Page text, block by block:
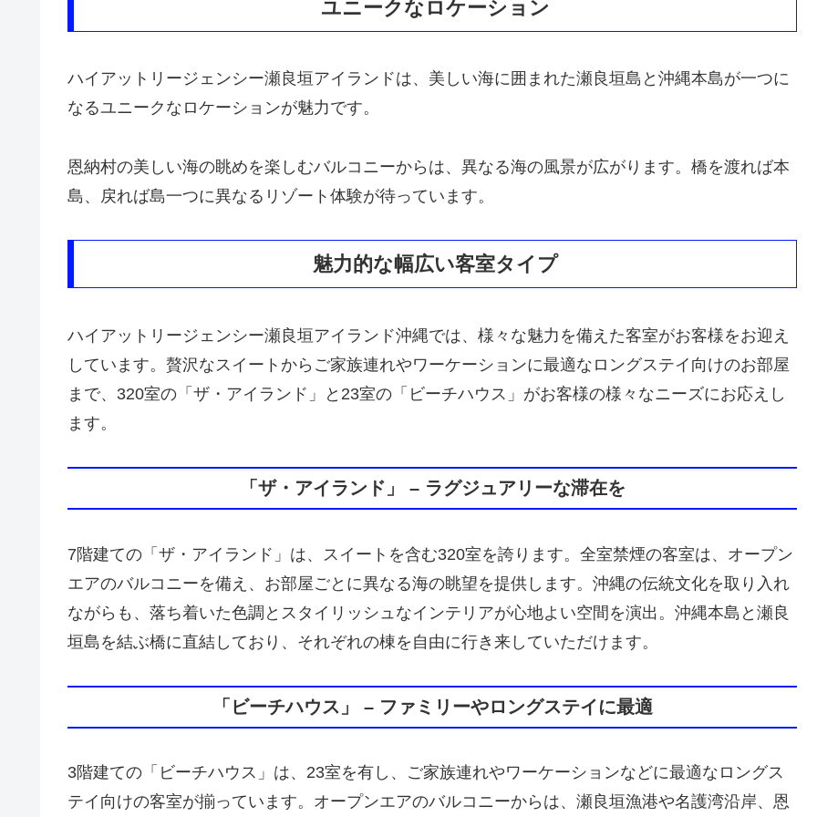
ユニークなロケーション
ハイアットリージェンシー瀬良垣アイランドは、美しい海に囲まれた瀬良垣島と沖縄本島が一つに
なるユニークなロケーションが魅力です。
恩納村の美しい海の眺めを楽しむバルコニーからは、異なる海の風景が広がります。橋を渡れば本
島、戻れば島一つに異なるリゾート体験が待っています。
魅力的な幅広い客室タイプ
ハイアットリージェンシー瀬良垣アイランド沖縄では、様々な魅力を備えた客室がお客様をお迎え
しています。贅沢なスイートからご家族連れやワーケーションに最適なロングステイ向けのお部屋
まで、320室の「ザ・アイランド」と23室の「ビーチハウス」がお客様の様々なニーズにお応えし
ます。
「ザ・アイランド」 – ラグジュアリーな滞在を
7階建ての「ザ・アイランド」は、スイートを含む320室を誇ります。全室禁煙の客室は、オープン
エアのバルコニーを備え、お部屋ごとに異なる海の眺望を提供します。沖縄の伝統文化を取り入れ
ながらも、落ち着いた色調とスタイリッシュなインテリアが心地よい空間を演出。沖縄本島と瀬良
垣島を結ぶ橋に直結しており、それぞれの棟を自由に行き来していただけます。
「ビーチハウス」 – ファミリーやロングステイに最適
3階建ての「ビーチハウス」は、23室を有し、ご家族連れやワーケーションなどに最適なロングス
テイ向けの客室が揃っています。オープンエアのバルコニーからは、瀬良垣漁港や名護湾沿岸、恩